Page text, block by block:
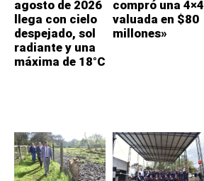
agosto de 2026
llega con cielo
despejado, sol
radiante y una
máxima de 18°C
compró una 4×4
valuada en $80
millones»